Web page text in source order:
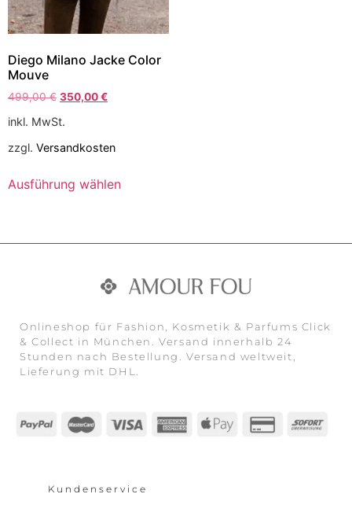
Diego Milano Jacke Color
Mouve
499,00€ 350,00€
inkl. MwSt.
zzgl. Versandkosten
Ausführung wählen
Onlineshop für Fashion, Kosmetik & Parfums Click
& Collect in München. Versand innerhalb 24
Stunden nach Bestellung. Versand weltweit,
Lieferung mit DHL.
Kundenservice